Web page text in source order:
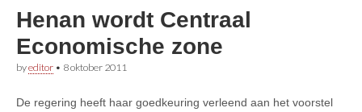
Henan wordt Centraal
Economische zone
byeditor • 8 oktober 2011
De regering heeft haar goedkeuring verleend aan het voorstel